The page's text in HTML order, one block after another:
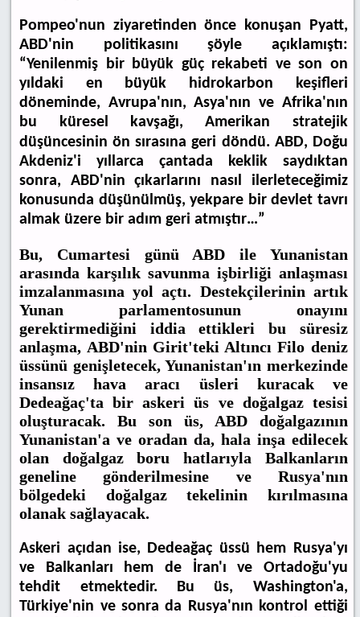
Pompeo'nun ziyaretinden önce konuşan Pyatt,
ABD'nin politikasını şöyle açıklamıştı:
“Yenilenmiş bir büyük güç rekabeti ve son on
yıldaki en büyük hidrokarbon keşifleri
döneminde, Avrupa'nın, Asya'nın ve Afrika'nın
bu küresel kavşağı, Amerikan stratejik
düşüncesinin ön sırasına geri döndü. ABD, Doğu
Akdeniz'i yıllarca çantada keklik saydıktan
sonra, ABD'nin çıkarlarını nasıl ilerleteceğimiz
konusunda düşünülmüş, yekpare bir devlet tavrı
almak üzere bir adım geri atmıştır…”
Bu, Cumartesi günü ABD ile Yunanistan
arasında karşılık savunma işbirliği anlaşması
imzalanmasına yol açtı. Destekçilerinin artık
Yunan parlamentosunun onayını
gerektirmediğini iddia ettikleri bu süresiz
anlaşma, ABD'nin Girit'teki Altıncı Filo deniz
üssünü genişletecek, Yunanistan'ın merkezinde
insansız hava aracı üsleri kuracak ve
Dedeağaç'ta bir askeri üs ve doğalgaz tesisi
oluşturacak. Bu son üs, ABD doğalgazının
Yunanistan'a ve oradan da, hala inşa edilecek
olan doğalgaz boru hatlarıyla Balkanların
geneline gönderilmesine ve Rusya'nın
bölgedeki doğalgaz tekelinin kırılmasına
olanak sağlayacak.
Askeri açıdan ise, Dedeağaç üssü hem Rusya'yı
ve Balkanları hem de İran'ı ve Ortadoğu'yu
tehdit etmektedir. Bu üs, Washington'a,
Türkiye'nin ve sonra da Rusya'nın kontrol ettiği